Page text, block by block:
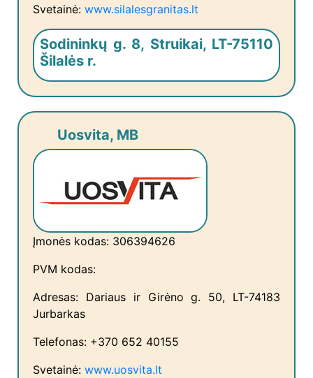
Svetainė: www.silalesgranitas.lt
Sodininkų g. 8, Struikai, LT-75110
Šilalės r.
Uosvita, MB
Įmonės kodas: 306394626
PVM kodas:
Adresas: Dariaus ir Girėno g. 50, LT-74183
Jurbarkas
Telefonas: +370 652 40155
Svetainė: www.uosvita.lt